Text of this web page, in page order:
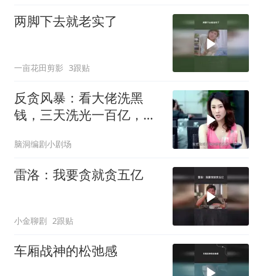
两脚下去就老实了
一亩花田剪影 3跟贴
反贪风暴：看大佬洗黑
钱，三天洗光一百亿，一
脑洞编剧小剧场
雷洛：我要贪就贪五亿
小金聊剧 2跟贴
车厢战神的松弛感